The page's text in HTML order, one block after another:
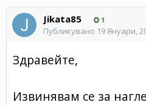
Jikata85 1
Публикувано 19 Януари,
Здравейте,
Извинявам се за